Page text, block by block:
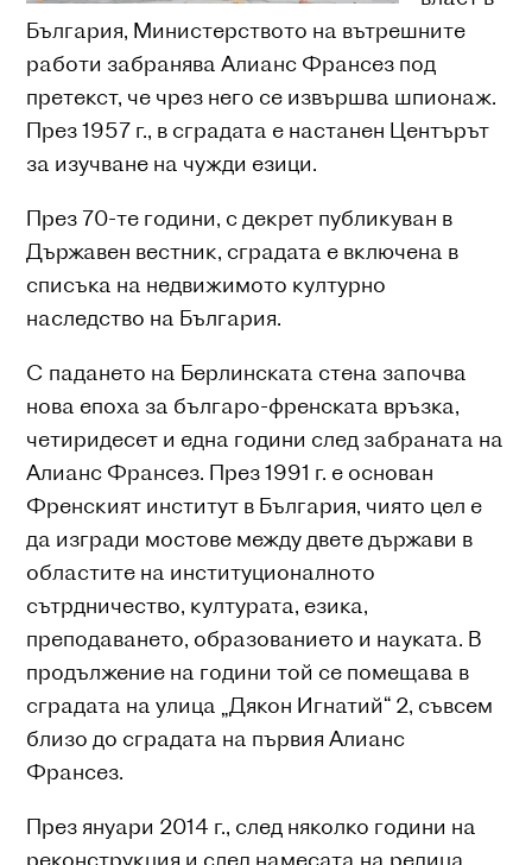
България, Министерството на вътрешните
работи забранява Алианс Франсез под
претекст, че чрез него се извършва шпионаж.
През 1957 г., в сградата е настанен Центърът
за изучване на чужди езици.
През 70-те години, с декрет публикуван в
Държавен вестник, сградата е включена в
списъка на недвижимото културно
наследство на България.
С падането на Берлинската стена започва
нова епоха за българо-френската връзка,
четиридесет и една години след забраната на
Алианс Франсез. През 1991 г. е основан
Френският институт в България, чиято цел е
да изгради мостове между двете държави в
областите на институционалното
сътрдничество, културата, езика,
преподаването, образованието и науката. В
продължение на години той се помещава в
сградата на улица „Дякон Игнатий“ 2, съвсем
близо до сградата на първия Алианс
Франсез.
През януари 2014 г., след няколко години на
реконструкция и след намесата на редица